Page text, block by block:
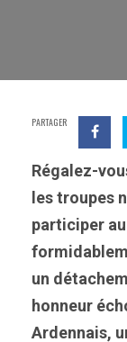
PARTAGER
Régalez-
les troupes
participer
un
honneur
Ardennais,